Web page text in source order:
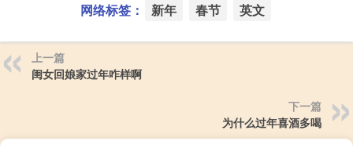
网络标签： 新年 春节 英文
上一篇
闺女回娘家过年咋样啊
下一篇
为什么过年喜酒多喝